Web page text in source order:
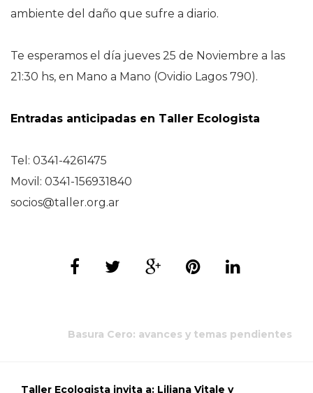
ambiente del daño que sufre a diario.
Te esperamos el día jueves 25 de Noviembre a las
21:30 hs, en Mano a Mano (Ovidio Lagos 790).
Entradas anticipadas en Taller Ecologista
Tel: 0341-4261475
Movil: 0341-156931840
socios@taller.org.ar
Basura Cero: avances y temas pendientes
Taller Ecologista invita a: Liliana Vitale y